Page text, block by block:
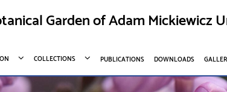
Garden of Adam Mickiewicz
COLLECTIONS PUBLICATIONS DOWNLOADS